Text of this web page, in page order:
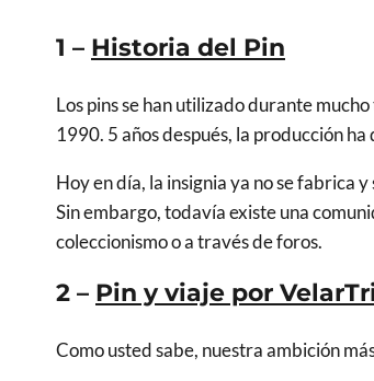
1 – Historia del Pin
Los pins se han utilizado durante
1990. 5 años después, la producción
Hoy en día, la insignia ya no se fabrica
Sin embargo, todavía existe una
coleccionismo o a través de foros.
2 – Pin y viaje por
Como usted sabe, nuestra ambición